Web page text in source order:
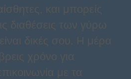
και μπορείς
διαθέσεις των γύρω
δικές σου. Η μέρα
χρόνο για
με τα